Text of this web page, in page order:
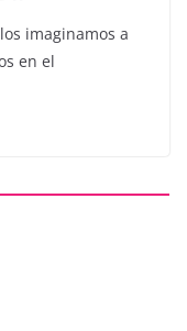
imaginamos a
en el